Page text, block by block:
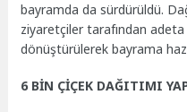
bayramda da sürdürüldü.
ziyaretçiler tarafından
dönüştürülerek bayrama
6 BİN ÇİÇEK DAĞITIMI